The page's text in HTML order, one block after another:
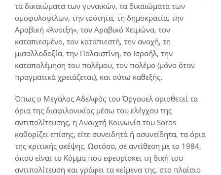
τα δικαιώματα των γυναικών, τα δικαιώματα των
ομοφυλοφίλων, την ισότητα, τη δημοκρατία, την
Αραβική «Άνοιξη», τον Αραβικό Χειμώνα, τον
καταπιεσμένο, τον καταπιεστή, την ανοχή, τη
μισαλλοδοξία, την Παλαιστίνη, το Ισραήλ, την
καταπολέμηση του πολέμου, τον πολέμο (μόνο όταν
πραγματικά χρειάζεται), και ούτω καθεξής.
Όπως ο Μεγάλος Αδελφός του Όργουελ οριοθετεί τα
όρια της διαφιλονικίας μέσω του ελέγχου της
αντιπολίτευσης, η Ανοιχτή Κοινωνία του Soros
καθορίζει επίσης, είτε συνειδητά ή ασυνείδητα, τα όρια
της κριτικής σκέψης. Ωστόσο, σε αντίθεση με το 1984,
όπου είναι το Κόμμα που εφευρίσκει τη δική του
αντιπολίτευση και γράφει τα κείμενα της, στο πλαίσιο